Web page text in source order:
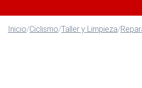
Inicio/Ciclismo/Taller y Limpieza/